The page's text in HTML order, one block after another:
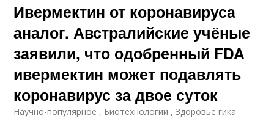
Ивермектин от коронавируса
аналог. Австралийские учёные
заявили, что одобренный FDA
ивермектин может подавлять
коронавирус за двое суток
Научно-популярное , Биотехнологии , Здоровье гика